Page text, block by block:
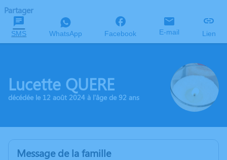
Partager
SMS WhatsApp Facebook E-mail Lien
Lucette QUERE
décédée le 12 août 2024 à l'âge de 92 ans
Message de la famille